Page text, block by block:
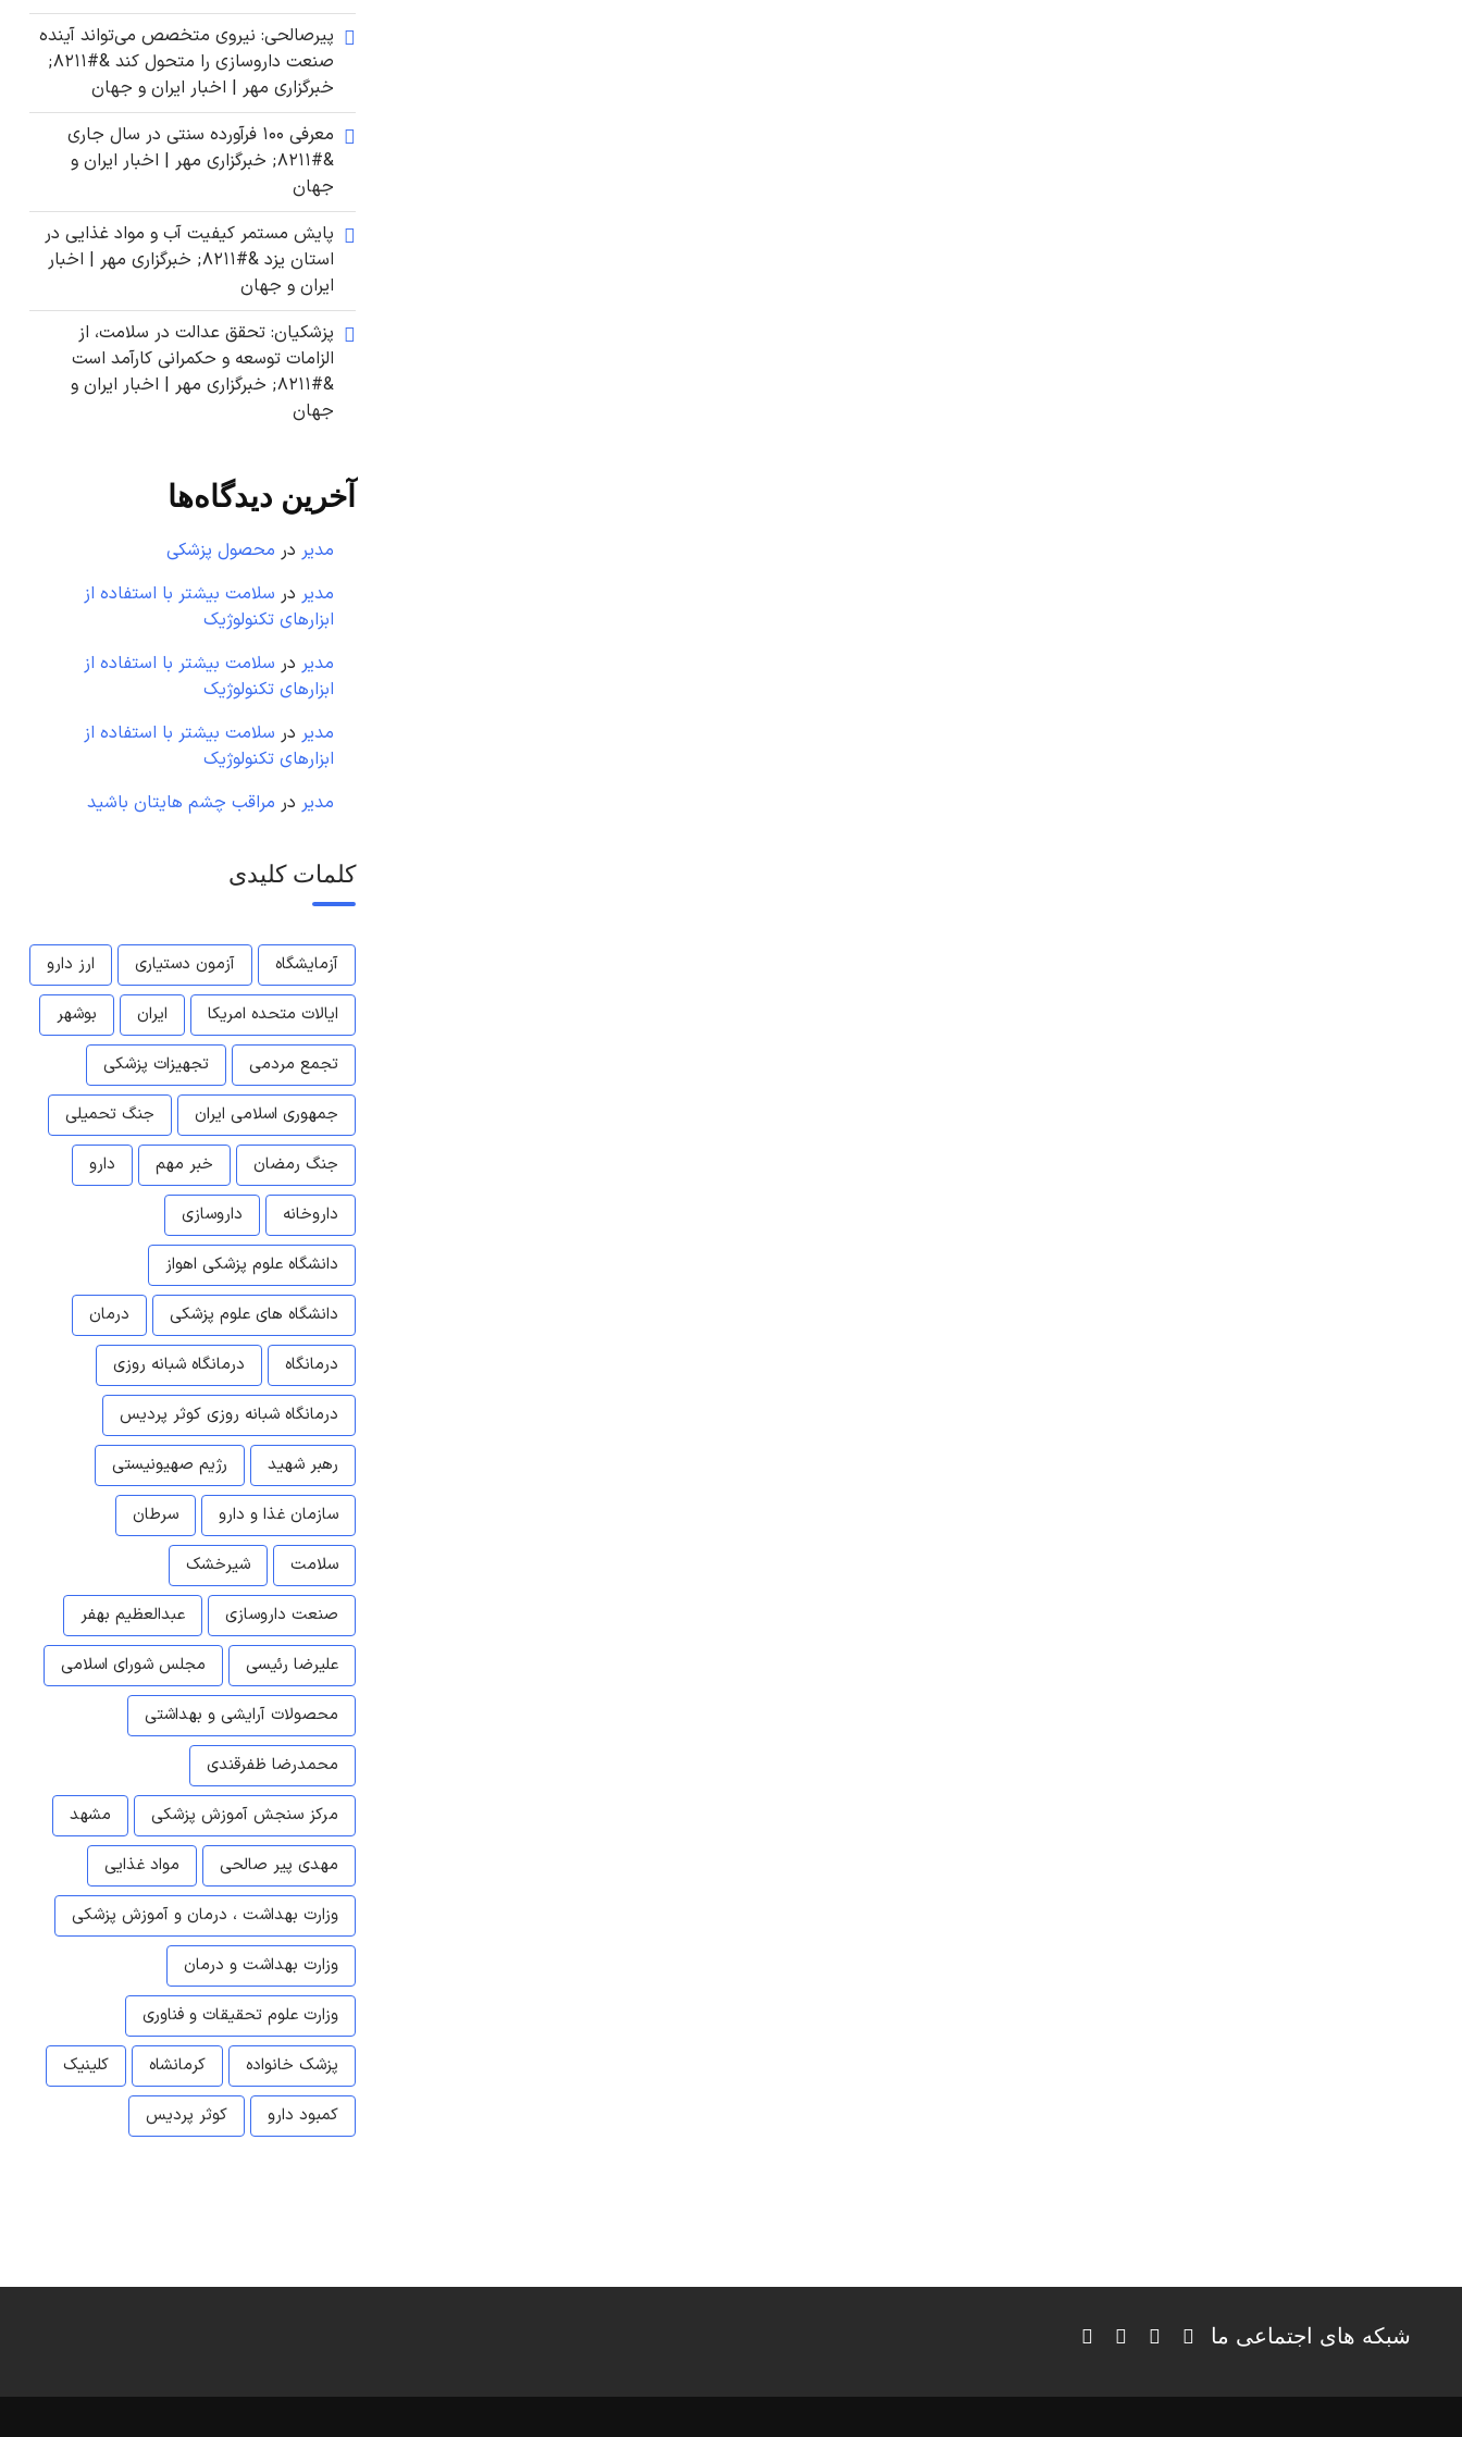
پیرصالحی: نیروی متخصص می‌تواند آینده
صنعت داروسازی را متحول کند &#۸۲۱۱;
خبرگزاری مهر | اخبار ایران و جهان
معرفی ۱۰۰ فرآورده سنتی در سال جاری
&#۸۲۱۱; خبرگزاری مهر | اخبار ایران و
جهان
پایش مستمر کیفیت آب و مواد غذایی در
استان یزد &#۸۲۱۱; خبرگزاری مهر | اخبار
ایران و جهان
پزشکیان: تحقق عدالت در سلامت، از
الزامات توسعه و حکمرانی کارآمد است
&#۸۲۱۱; خبرگزاری مهر | اخبار ایران و
جهان
آخرین دیدگاه‌ها
مدیر در محصول پزشکی
مدیر در سلامت بیشتر با استفاده از
ابزارهای تکنولوژیک
مدیر در سلامت بیشتر با استفاده از
ابزارهای تکنولوژیک
مدیر در سلامت بیشتر با استفاده از
ابزارهای تکنولوژیک
مدیر در مراقب چشم هایتان باشید
کلمات کلیدی
آزمایشگاه آزمون دستیاری
ارز دارو
ایالات متحده امریکا
ایران
بوشهر
تجمع مردمی
تجهیزات پزشکی
جمهوری اسلامی ایران
جنگ تحمیلی
جنگ رمضان
خبر مهم
دارو
داروخانه
داروسازی
دانشگاه علوم پزشکی اهواز
دانشگاه های علوم پزشکی
درمان
درمانگاه
درمانگاه شبانه روزی
درمانگاه شبانه روزی کوثر پردیس
رهبر شهید
رژیم صهیونیستی
سازمان غذا و دارو
سرطان
سلامت
شیرخشک
صنعت داروسازی
عبدالعظیم بهفر
علیرضا رئیسی
مجلس شورای اسلامی
محصولات آرایشی و بهداشتی
محمدرضا ظفرقندی
مرکز سنجش آموزش پزشکی
مشهد
مهدی پیر صالحی
مواد غذایی
وزارت بهداشت ، درمان و آموزش پزشکی
وزارت بهداشت و درمان
وزارت علوم تحقیقات و فناوری
پزشک خانواده
کرمانشاه
کلینیک
کمبود دارو
کوثر پردیس
شبکه های اجتماعی ما